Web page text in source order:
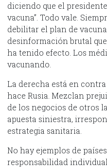
diciendo que el
vacuna”. Todo vale.
debilitar el plan de
desinformación brutal
ha tenido efecto. Los
vacunando.
La derecha está en
hace Rusia. Mezclan
de los negocios de otros
apuesta siniestra,
estrategia sanitaria.
No hay ejemplos de
responsabilidad